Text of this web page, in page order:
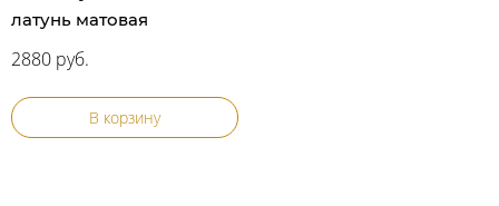
латунь матовая
2880 руб.
В корзину